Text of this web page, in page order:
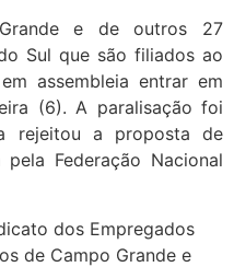
e de outros 27
Sul que são filiados ao
assembleia entrar em
(6). A paralisação foi
rejeitou a proposta de
Federação Nacional
dos Empregados
de Campo Grande e